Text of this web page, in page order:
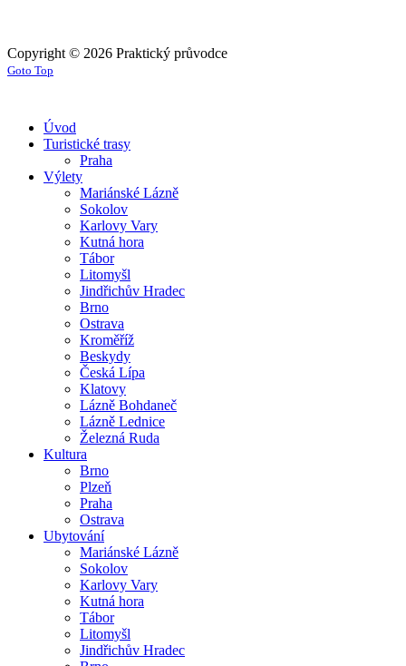
Copyright © 2026 Praktický průvodce
Goto Top
Úvod
Turistické trasy
Praha
Výlety
Mariánské Lázně
Sokolov
Karlovy Vary
Kutná hora
Tábor
Litomyšl
Jindřichův Hradec
Brno
Ostrava
Kroměříž
Beskydy
Česká Lípa
Klatovy
Lázně Bohdaneč
Lázně Lednice
Železná Ruda
Kultura
Brno
Plzeň
Praha
Ostrava
Ubytování
Mariánské Lázně
Sokolov
Karlovy Vary
Kutná hora
Tábor
Litomyšl
Jindřichův Hradec